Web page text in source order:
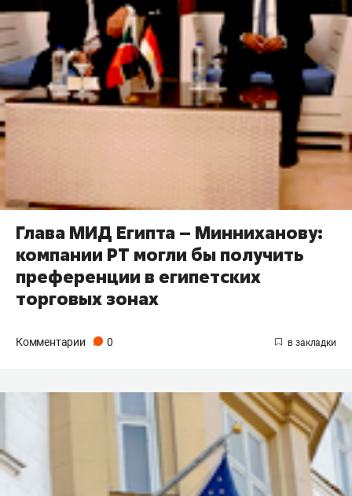
Глава МИД Египта – Минниханову:
компании РТ могли бы получить
преференции в египетских
торговых зонах
Комментарии 0